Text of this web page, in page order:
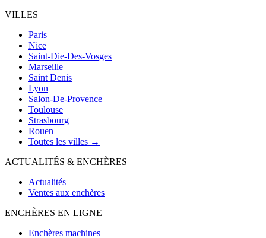
VILLES
Paris
Nice
Saint-Die-Des-Vosges
Marseille
Saint Denis
Lyon
Salon-De-Provence
Toulouse
Strasbourg
Rouen
Toutes les villes →
ACTUALITÉS & ENCHÈRES
Actualités
Ventes aux enchères
ENCHÈRES EN LIGNE
Enchères machines